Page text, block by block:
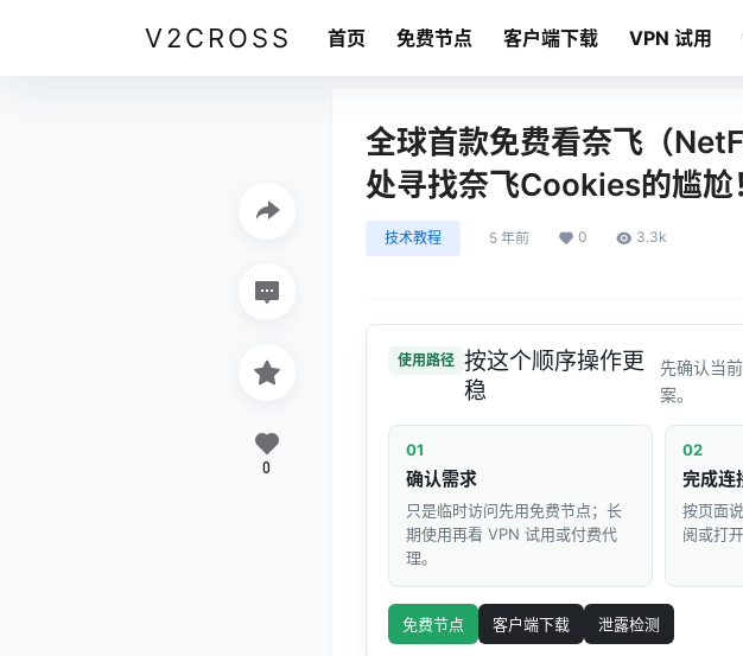
V2CROSS 首页 免费节点 客户端下载 VPN 试用
全球首款免费看奈飞（
处寻找奈飞Cookies的尴尬
技术教程 5 年前 0 3.3k
使用路径 按这个顺序操作更
稳
先确认当
案。
01
确认需求
只是临时访问先用免费节点；长
期使用再看 VPN 试用或付费代
理。
02
完成连
按页面
阅或打
免费节点 客户端下载 泄露检测
0